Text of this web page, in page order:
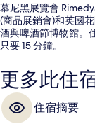
慕尼黑展覽會
(商品展銷會)和英國
酒與啤酒節博物館。
只要 15 分鐘。
更多此住
住宿摘要